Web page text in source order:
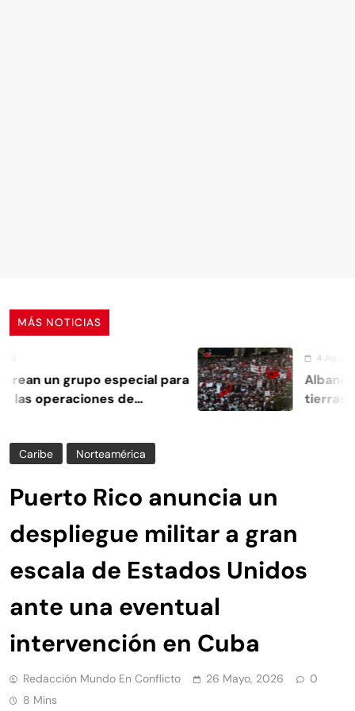
MÁS NOTICIAS
un grupo especial para
operaciones de
4 Agosto, 2026
Albania
tierras
Caribe Norteamérica
Puerto Rico anuncia un
despliegue militar a gran
escala de Estados Unidos
ante una eventual
intervención en Cuba
Redacción Mundo En Conflicto 26 Mayo, 2026
0
8 Mins